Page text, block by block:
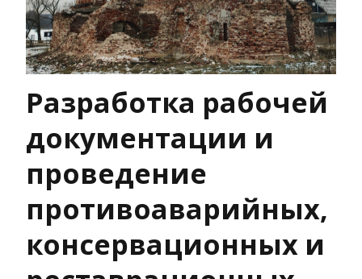
Разработка рабочей
документации и
проведение
противоаварийных,
консервационных и